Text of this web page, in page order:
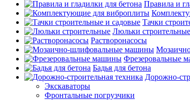
Правила и
Тачки
Люльки строительные
Растворонасосы
Фрезеровальные
Бадья для бетона
Дорожно-
Экскаваторы
Фронтальные погрузчики